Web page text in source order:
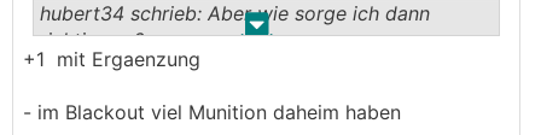
. .
hubert34 schrieb: Aber wie sorge ich dann
richtig vor?
───────────────
Tja, der Kamin ist neben dem
+1 mit Ergaenzung
- im Blackout viel Munition daheim haben